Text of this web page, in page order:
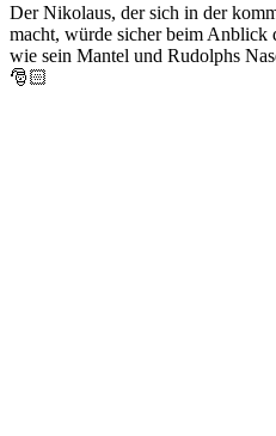
Der Nikolaus, der sich in der
macht, würde sicher beim Anblick
wie sein Mantel und Rudolphs
🎅🏻